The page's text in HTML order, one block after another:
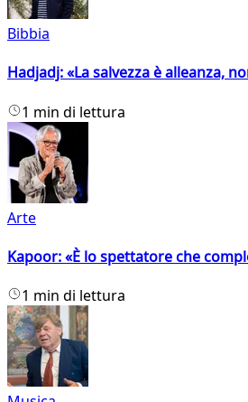
Bibbia
Hadjadj: «La salvezza è alleanza,
1 min di lettura
Arte
Kapoor: «È lo spettatore che
1 min di lettura